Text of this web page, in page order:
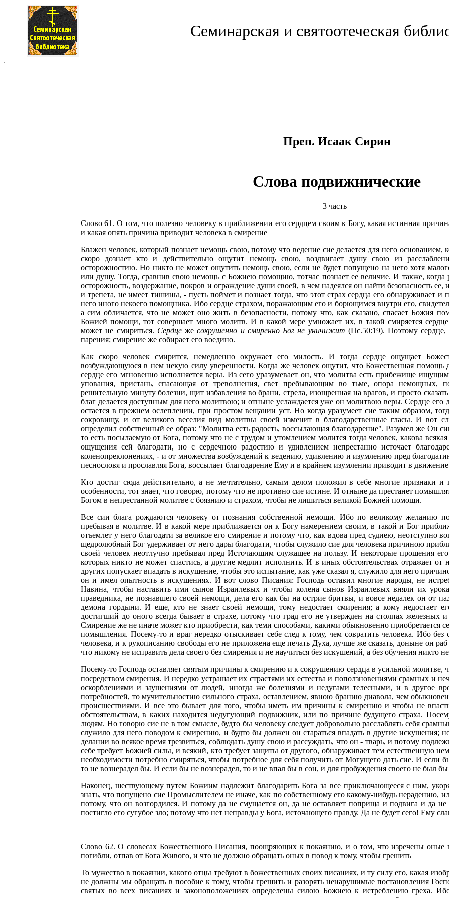
Семинарская и святоотеческая
Преп. Исаак Сирин
Слова подвижнические
3 часть
Слово 61. О том, что полезно человеку в приближении его сердцем своим к Богу, какая истинная
и какая опять причина приводит человека в смирение
Блажен человек, который познает немощь свою, потому что ведение сие делается для него основанием,
скоро дознает кто и действительно ощутит немощь свою, воздвигает душу свою из
осторожностию. Но никто не может ощутить немощь свою, если не будет попущено на него хотя
или душу. Тогда, сравнив свою немощь с Божиею помощию, тотчас познает ее величие. И также,
осторожность, воздержание, покров и ограждение души своей, в чем надеялся он найти безопасность ее,
и трепета, не имеет тишины, - пусть поймет и познает тогда, что этот страх сердца его обнаруживает и
него иного некоего помощника. Ибо сердце страхом, поражающим его и борющимся внутри его,
а сим обличается, что не может оно жить в безопасности, потому что, как сказано, спасает Божия
Божией помощи, тот совершает много молитв. И в какой мере умножает их, в такой смиряется
может не смириться. Сердцежесокрушенно и смиренно Бог не уничижит (Пс.50:19). Поэтому
парения; смирение же собирает его воедино.
Как скоро человек смирится, немедленно окружает его милость. И тогда сердце ощущает
возбуждающуюся в нем некую силу уверенности. Когда же человек ощутит, что Божественная помощь
сердце его мгновенно исполняется веры. Из сего уразумевает он, что молитва есть прибежище
упования, пристань, спасающая от треволнения, свет пребывающим во тьме, опора немощных,
решительную минуту болезни, щит избавления во брани, стрела, изощренная на врагов, и просто
благ делается доступным для него молитвою; и отныне услаждается уже он молитвою веры. Сердце его
остается в прежнем ослеплении, при простом вещании уст. Но когда уразумеет сие таким образом,
сокровищу, и от великого веселия вид молитвы своей изменит в благодарственные гласы. И вот
определил собственный ее образ: "Молитва есть радость, воссылающая благодарение". Разумел же Он
то есть посылаемую от Бога, потому что не с трудом и утомлением молится тогда человек, какова
ощущения сей благодати, но с сердечною радостию и удивлением непрестанно источает
коленопреклонениях, - и от множества возбуждений к ведению, удивлению и изумлению пред
песнословя и прославляя Бога, воссылает благодарение Ему и в крайнем изумлении приводит в
Кто достиг сюда действительно, а не мечтательно, самым делом положил в себе многие признаки
особенности, тот знает, что говорю, потому что не противно сие истине. И отныне да престанет
Богом в непрестанной молитве с боязнию и страхом, чтобы не лишиться великой Божией помощи.
Все сии блага рождаются человеку от познания собственной немощи. Ибо по великому желанию
пребывая в молитве. И в какой мере приближается он к Богу намерением своим, в такой и Бог
отъемлет у него благодати за великое его смирение и потому что, как вдова пред судиею, неотступно
щедролюбный Бог удерживает от него дары благодати, чтобы служило сие для человека причиною
своей человек неотлучно пребывал пред Источающим служащее на пользу. И некоторые прошения
которых никто не может спастись, а другие медлит исполнить. И в иных обстоятельствах отражает от
других попускает впадать в искушение, чтобы это испытание, как уже сказал я, служило для него
он и имел опытность в искушениях. И вот слово Писания: Господь оставил многие народы, не
Навина, чтобы наставить ими сынов Израилевых и чтобы колена сынов Израилевых вняли их
праведника, не познавшего своей немощи, дела его как бы на острие бритвы, и вовсе недалек он от
демона гордыни. И еще, кто не знает своей немощи, тому недостает смирения; а кому недостает
достигший до оного всегда бывает в страхе, потому что град его не утвержден на столпах железных
Смирение же не иначе может кто приобрести, как теми способами, какими обыкновенно приобретается
помышления. Посему-то и враг нередко отыскивает себе след к тому, чем совратить человека. Ибо
человека, и к рукописанию свободы его не приложена еще печать Духа, лучше же сказать, доныне он
что никому не исправить дела своего без смирения и не научиться без искушений, а без обучения никто
Посему-то Господь оставляет святым причины к смирению и к сокрушению сердца в усильной
посредством смирения. И нередко устрашает их страстями их естества и поползновениями срамных и
оскорблениями и заушениями от людей, иногда же болезнями и недугами телесными, и в другое
потребностей, то мучительностию сильного страха, оставлением, явною бранию диавола, чем
происшествиями. И все это бывает для того, чтобы иметь им причины к смирению и чтобы не
обстоятельствам, в каких находится недугующий подвижник, или по причине будущего страха.
людям. Но говорю сие не в том смысле, будто бы человеку следует добровольно расслаблять себя
служило для него поводом к смирению, и будто бы должен он стараться впадать в другие искушения;
делании во всякое время трезвиться, соблюдать душу свою и рассуждать, что он - тварь, и потому
себе требует Божией силы, и всякий, кто требует защиты от другого, обнаруживает тем естественную
необходимости потребно смиряться, чтобы потребное для себя получить от Могущего дать сие. И если
то не вознерадел бы. И если бы не вознерадел, то и не впал бы в сон, и для пробуждения своего не был
Наконец, шествующему путем Божиим надлежит благодарить Бога за все приключающееся с ним,
знать, что попущено сие Промыслителем не иначе, как по собственному его какому-нибудь нерадению,
потому, что он возгордился. И потому да не смущается он, да не оставляет поприща и подвига и да не
постигло его сугубое зло; потому что нет неправды у Бога, источающего правду. Да не будет сего! Ему
Слово 62. О словесах Божественного Писания, поощряющих к покаянию, и о том, что изречены оные
погибли, отпав от Бога Живого, и что не должно обращать оных в повод к тому, чтобы грешить
То мужество в покаянии, какого отцы требуют в божественных своих писаниях, и ту силу его, какая
не должны мы обращать в пособие к тому, чтобы грешить и разорять ненарушимые постановления
святых во всех писаниях и законоположениях определены силою Божиею к истреблению греха.